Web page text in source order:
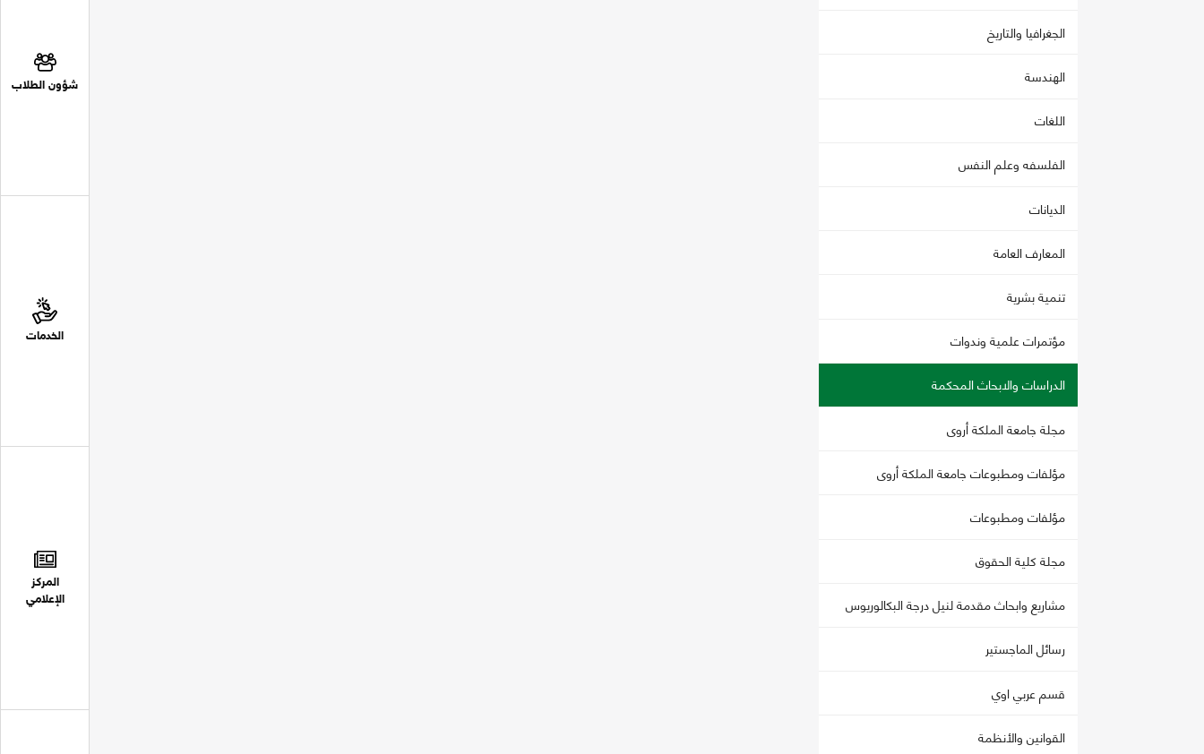
شؤون الطلاب
الخدمات
المركز
الإعلامي
الجغرافيا والتاريخ
الهندسة
اللغات
الفلسفه وعلم النفس
الديانات
المعارف العامة
تنمية بشرية
مؤتمرات علمية وندوات
الدراسات والابحاث المحكمة
مجلة جامعة الملكة أروى
مؤلفات ومطبوعات جامعة الملكة أروى
مؤلفات ومطبوعات
مجلة كلية الحقوق
مشاريع وابحاث مقدمة لنيل درجة البكالوريوس
رسائل الماجستير
قسم عربي اوي
القوانين والأنظمة